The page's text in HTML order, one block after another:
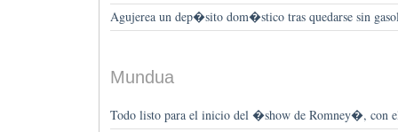
Agujerea un dep�sito dom�stico tras quedarse sin
Mundua
Todo listo para el inicio del �show de Romney�, con